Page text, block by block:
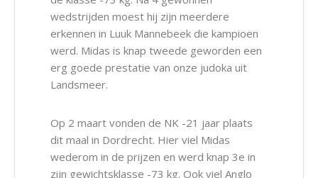
wedstrijden moest hij zijn meerdere
erkennen in Luuk Mannebeek die kampioen
werd. Midas is knap tweede geworden een
erg goede prestatie van onze judoka uit
Landsmeer.
Op 2 maart vonden de NK -21 jaar plaats
dit maal in Dordrecht. Hier viel Midas
wederom in de prijzen en werd knap 3e in
zijn gewichtsklasse -73 kg. Ook viel Anglo